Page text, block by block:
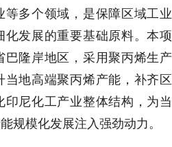
多个领域，是保障区域工业
发展的重要基础原料。本项
巴隆岸地区，采用聚丙烯生产
地高端聚丙烯产能，补齐区
尼化工产业整体结构，为当
规模化发展注入强劲动力。